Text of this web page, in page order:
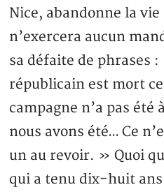
Nice, abandonne la
n’exercera aucun
sa défaite de phrases
républicain est mort
campagne n’a pas été
nous avons été… Ce
un au revoir. » Quoi
qui a tenu dix-huit